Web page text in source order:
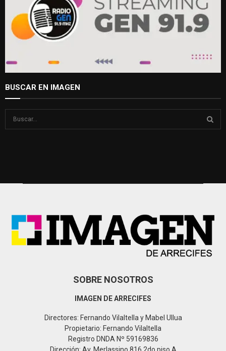
BUSCAR EN IMAGEN
SOBRE NOSOTROS
IMAGEN DE ARRECIFES
Directores: Fernando Vilaltella y Mabel Ullua
Propietario: Fernando Vilaltella
Registro DNDA Nº 59169836
Dirección: Av. Merlassino 816 2do piso A